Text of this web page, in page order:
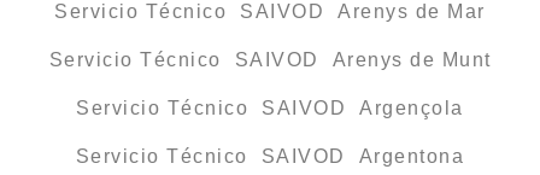
Servicio Técnico SAIVOD Arenys de Mar
Servicio Técnico SAIVOD Arenys de Munt
Servicio Técnico SAIVOD Argençola
Servicio Técnico SAIVOD Argentona